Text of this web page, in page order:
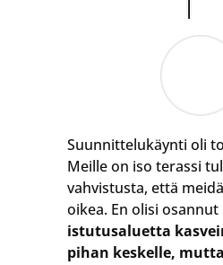
Suunnittelukäynti oli
Meille on iso terassi
vahvistusta, että
oikea. En olisi osannut
istutusaluetta
pihan keskelle,